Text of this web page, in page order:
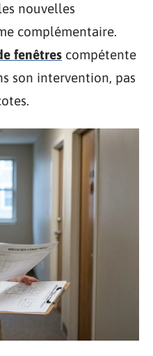
nouvelles
complémentaire.
fenêtres compétente
son intervention, pas